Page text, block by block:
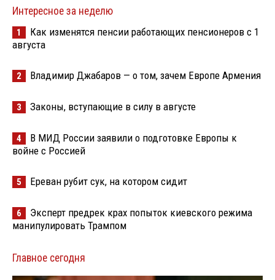
Интересное за неделю
1
Как изменятся пенсии работающих пенсионеров с 1
августа
2 Владимир Джабаров — о том, зачем Европе Армения
3 Законы, вступающие в силу в августе
4
В МИД России заявили о подготовке Европы к
войне с Россией
5 Ереван рубит сук, на котором сидит
6
Эксперт предрек крах попыток киевского режима
манипулировать Трампом
Главное сегодня